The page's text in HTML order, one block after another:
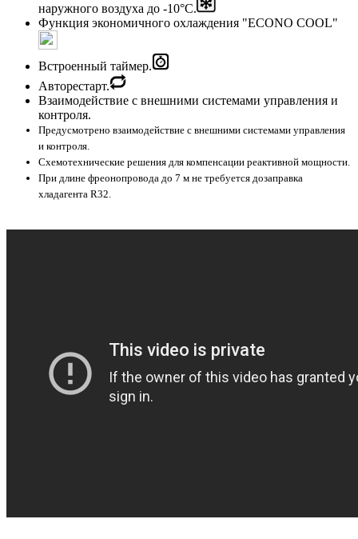
наружного воздуха до -10°С.
Функция экономичного охлаждения "ECONO COOL"
Встроенный таймер.
Авторестарт.
Взаимодействие с внешними системами управления и
контроля.
Предусмотрено взаимодействие с внешними системами управления
и контроля.
Схемотехнические решения для компенсации реактивной мощности.
При длине фреонопровода до 7 м не требуется дозаправка
хладагента R32.